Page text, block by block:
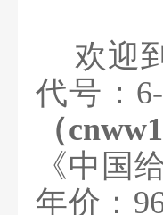
欢迎
代号：
（
《中国
年价：